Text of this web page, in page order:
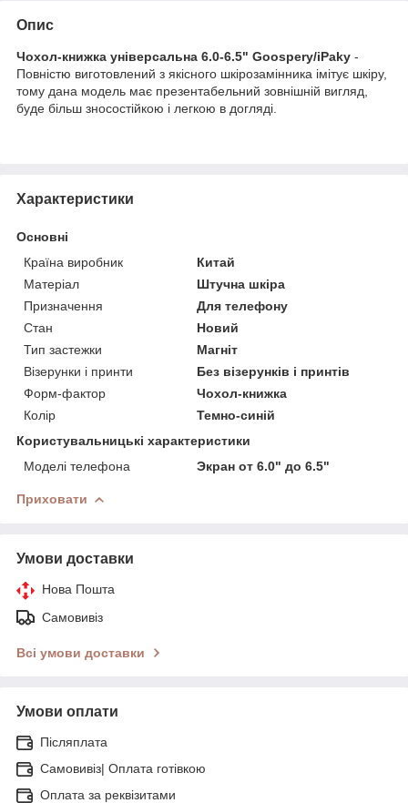
Опис
Чохол-книжка універсальна 6.0-6.5" Goospery/iPaky -
Повністю виготовлений з якісного шкірозамінника імітує шкіру,
тому дана модель має презентабельний зовнішній вигляд,
буде більш зносостійкою і легкою в догляді.
Характеристики
Основні
Країна виробник
Китай
Матеріал
Штучна шкіра
Призначення
Для телефону
Стан
Новий
Тип застежки
Магніт
Візерунки і принти
Без візерунків і принтів
Форм-фактор
Чохол-книжка
Колір
Темно-синій
Користувальницькі характеристики
Моделі телефона
Экран от 6.0" до 6.5"
Приховати
Умови доставки
Нова Пошта
Самовивіз
Всі умови доставки
Умови оплати
Післяплата
Самовивіз| Оплата готівкою
Оплата за реквізитами